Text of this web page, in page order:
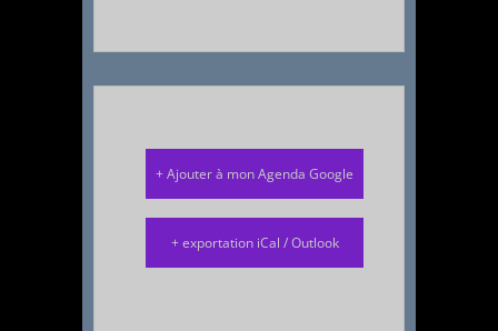
+ Ajouter à mon Agenda Google
+ exportation iCal / Outlook